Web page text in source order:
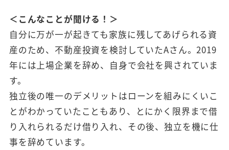
＜こんなことが聞ける！＞
自分に万が一が起きても家族に残してあげられる資
産のため、不動産投資を検討していたAさん。2019
年には上場企業を辞め、自身で会社を興されていま
す。
独立後の唯一のデメリットはローンを組みにくいこ
とがわかっていたこともあり、とにかく限界まで借
り入れられるだけ借り入れ、その後、独立を機に仕
事を辞めています。